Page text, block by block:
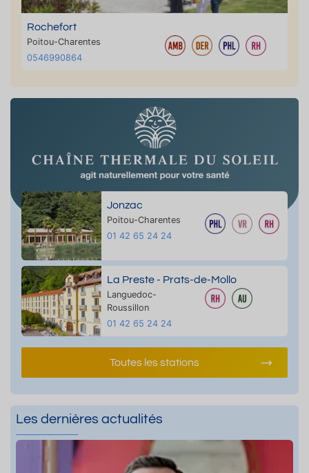
Rochefort
Poitou-Charentes
0546990864
Jonzac
Poitou-Charentes
01 42 65 24 24
La Preste - Prats-de-Mollo
Languedoc-
Roussillon
01 42 65 24 24
Toutes les stations
Les dernières actualités